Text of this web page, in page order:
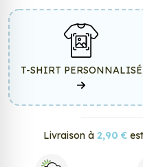
T-SHIRT PERSONNALISÉ
Livraison à 2,90 €